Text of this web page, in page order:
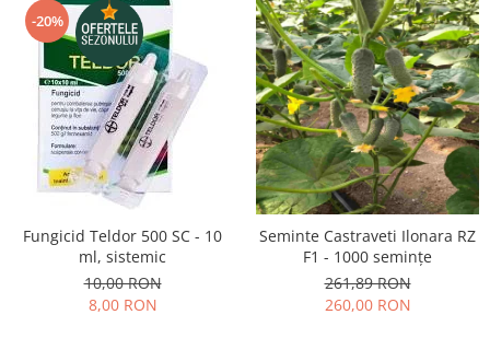
-20%
Fungicid Teldor 500 SC - 10
ml, sistemic
10,00 RON
8,00 RON
Seminte Castraveti Ilonara RZ
F1 - 1000 semințe
261,89 RON
260,00 RON